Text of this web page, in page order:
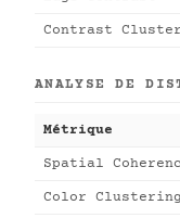
Contrast
ANALYSE DE
Métrique
Spatial
Color